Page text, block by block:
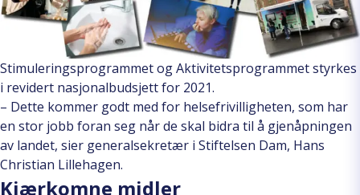
Stimuleringsprogrammet og Aktivitetsprogrammet styrkes
i revidert nasjonalbudsjett for 2021.
– Dette kommer godt med for helsefrivilligheten, som har
en stor jobb foran seg når de skal bidra til å gjenåpningen
av landet, sier generalsekretær i Stiftelsen Dam, Hans
Christian Lillehagen.
Kjærkomne midler